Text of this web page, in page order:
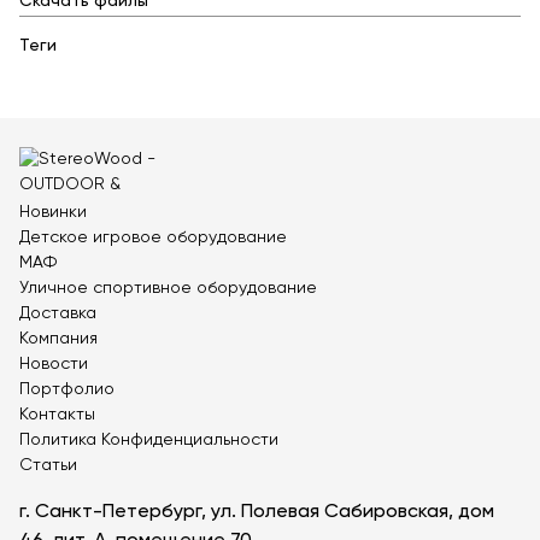
Навесы и беседки
Стенды и указатели
Умный город
Показать все товары
Уличное спортивное оборудование
Спортивные площадки в ЭКО-стиле
Оборудование для воркаута
Уличные тренажеры
УРБАНИКА спорт
Теги
Новинки
Детское игровое оборудование
МАФ
Уличное спортивное оборудование
Доставка
Компания
Новости
Портфолио
Контакты
Политика Конфиденциальности
Статьи
г. Санкт-Петербург, ул. Полевая Сабировская, дом